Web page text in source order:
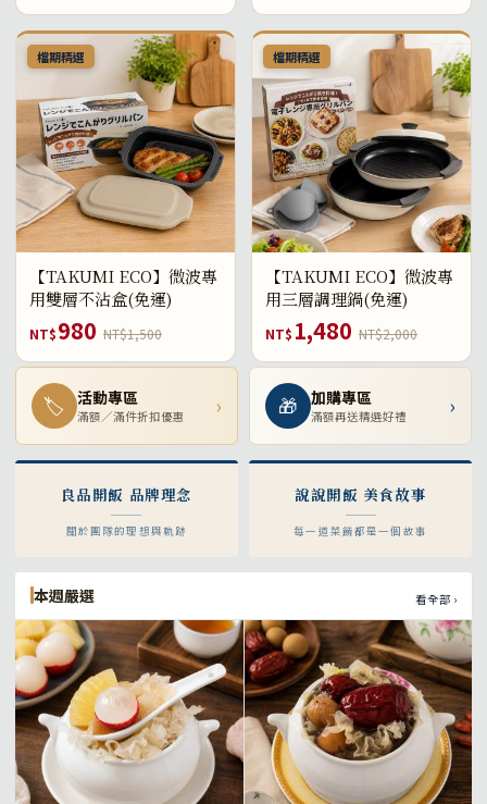
檔期精選
【TAKUMI ECO】微波專
用雙層不沾盒(免運)
NT$980 NT$1,500
檔期精選
【TAKUMI ECO】微波專
用三層調理鍋(免運)
NT$ 1,480 NT$2,000
🏷 活動專區
滿額／滿件折扣優惠 › 🎁 加購專區
滿額再送精選好禮 ›
良品開飯 品牌理念
關於團隊的理想與軌跡
說說開飯 美食故事
每一道菜餚都是一個故事
本週嚴選 看全部 ›